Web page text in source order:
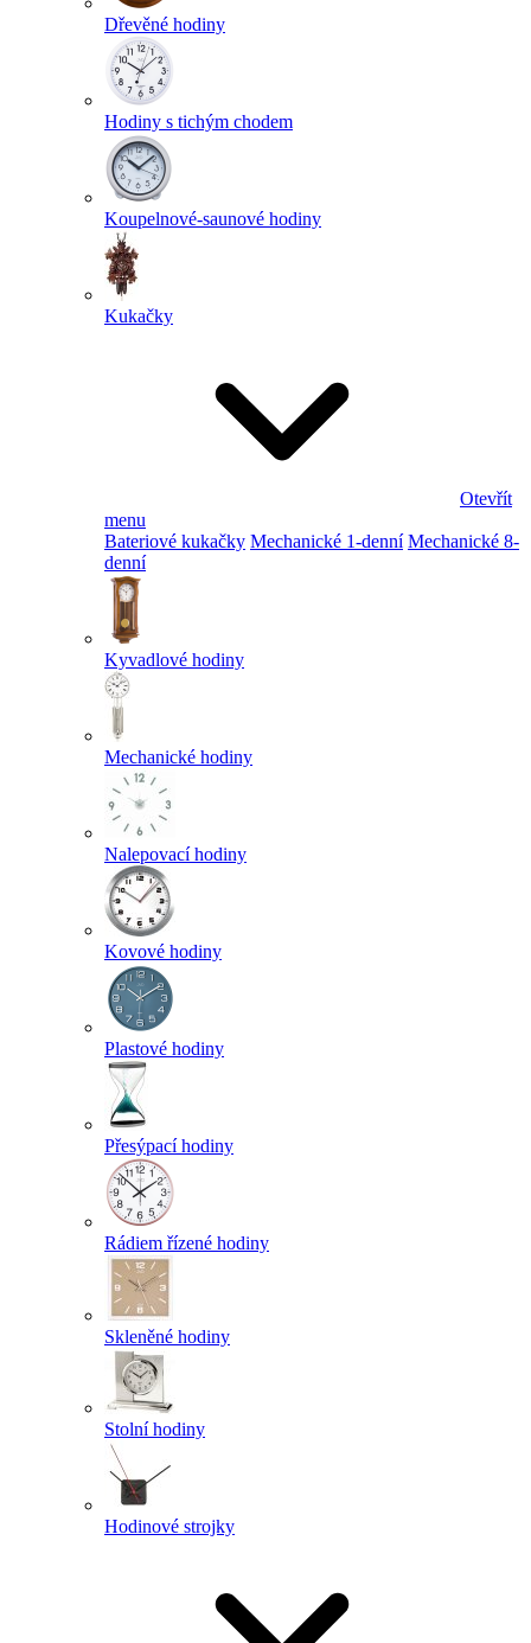
Dřevěné hodiny
Hodiny s tichým chodem
Koupelnové-saunové hodiny
Kukačky
Otevřít
menu
Bateriové kukačky Mechanické 1-denní Mechanické 8-
denní
Kyvadlové hodiny
Mechanické hodiny
Nalepovací hodiny
Kovové hodiny
Plastové hodiny
Přesýpací hodiny
Rádiem řízené hodiny
Skleněné hodiny
Stolní hodiny
Hodinové strojky